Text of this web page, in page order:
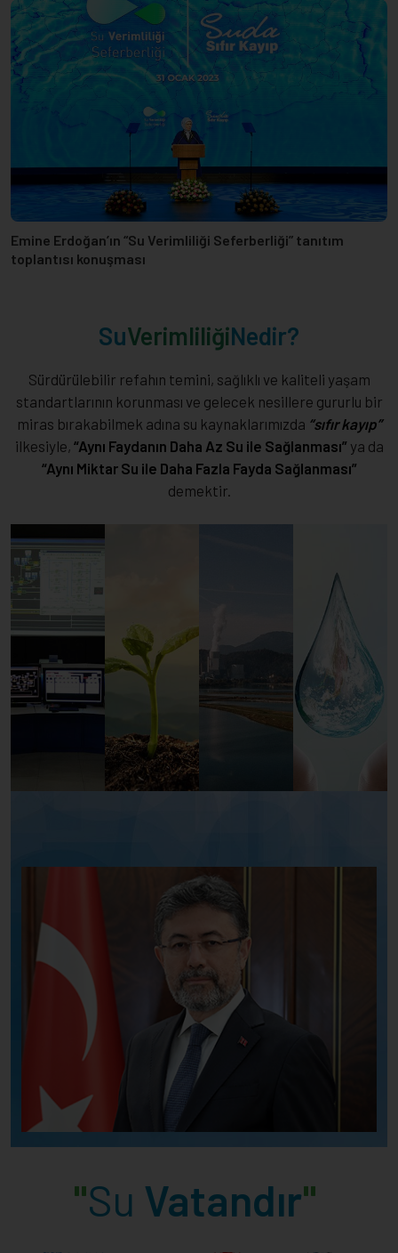
SuVerimliliğiNedir?
Sürdürülebilir refahın temini, sağlıklı ve kaliteli yaşam
standartlarının korunması ve gelecek nesillere gururlu bir
miras bırakabilmek adına su kaynaklarımızda
ilkesiyle,“Aynı Faydanın Daha Az Su ile Sağlanması”ya da
“Aynı Miktar Su ile Daha Fazla Fayda Sağlanması”
Su kaynaklarının korunması ve gelecek nesillere
aktarılması, toplum olarak üzerimize düşen önemli bir
görevdir.
Sayın Emine Erdoğan Hanımefendi öncülüğünde
başlattığımız ‘Su Verimliliği Seferberliği’ ile su
verimliliğini artırmaya yönelik uygulamaları hep birlikte
hayata geçirebilir, gelecek kuşaklarımıza daha
müreffeh bir Türkiye bırakabiliriz.
Suyumuza hep birlikte sahip çıkalım, Türkiye Yüzyılı’na
bir damla da biz olalım.
İbrahim Yumaklı
Tarım Ve Orman Bakanı
Vatandır
5. İstanbul Uluslararası Su Forumu’nda Su Verimliliği ve